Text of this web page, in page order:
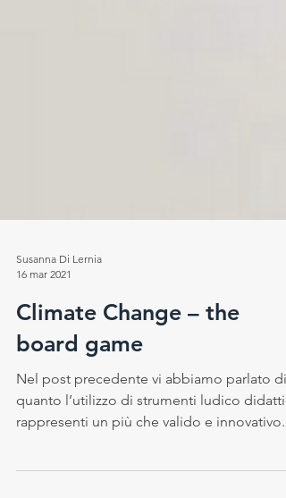
Susanna Di Lernia
16 mar 2021
Climate Change – the
board game